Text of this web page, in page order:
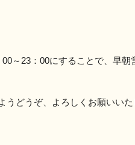
～23：00にすることで、早
どうぞ、よろしくお願いいた